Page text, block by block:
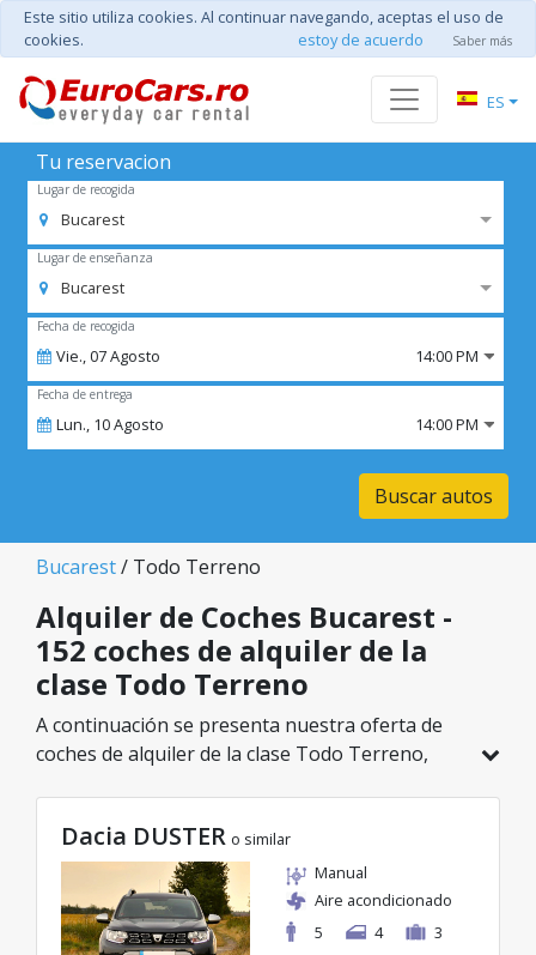
Este sitio utiliza cookies. Al continuar navegando, aceptas el uso de
cookies.
estoy de acuerdo Saber más
ES
Tu reservacion
Lugar de recogida
Bucarest
Lugar de enseñanza
Bucarest
Fecha de recogida
Vie.,07Agosto 14:00 PM
Fecha de entrega
Lun., 10Agosto 14:00 PM
Buscar autos
Bucarest/ Todo Terreno
Alquiler de Coches Bucarest -
152 coches de alquiler de la
clase Todo Terreno
A continuación se presenta nuestra oferta de
coches de alquiler de la clase Todo Terreno,
modelo ideal de la categoría seleccionada, con
tarifas excelentes desde solo 29€/día.
Dacia DUSTER o similar
Manual
Aire acondicionado
5
4 3